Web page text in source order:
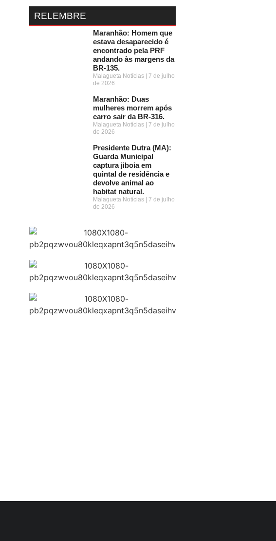
RELEMBRE
Maranhão: Homem que
estava desaparecido é
encontrado pela PRF
andando às margens da
BR-135.
Malagueta Notícias
7 de julho
de 2026
Maranhão: Duas
mulheres morrem após
carro sair da BR-316.
Malagueta Notícias
7 de julho
de 2026
Presidente Dutra (MA):
Guarda Municipal
captura jiboia em
quintal de residência e
devolve animal ao
habitat natural.
Malagueta Notícias
7 de julho
de 2026